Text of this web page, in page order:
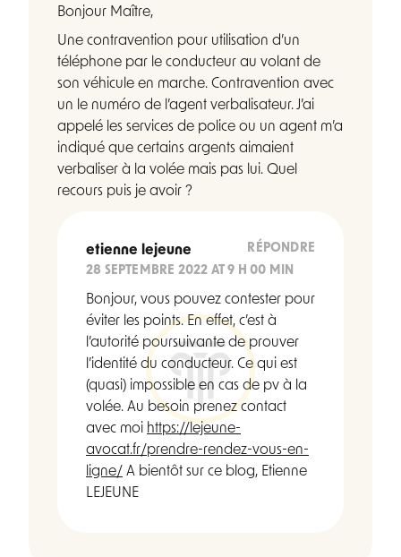
Bonjour Maître,
Une contravention pour utilisation d’un
téléphone par le conducteur au volant de
son véhicule en marche. Contravention avec
un le numéro de l’agent verbalisateur. J’ai
appelé les services de police ou un agent m’a
indiqué que certains argents aimaient
verbaliser à la volée mais pas lui. Quel
recours puis je avoir ?
etienne lejeune
28 SEPTEMBRE 2022 AT 9 H 00 MIN
RÉPONDRE
Bonjour, vous pouvez contester pour
éviter les points. En effet, c’est à
l’autorité poursuivante de prouver
l’identité du conducteur. Ce qui est
(quasi) impossible en cas de pv à la
volée. Au besoin prenez contact
avec moi https://lejeune-
avocat.fr/prendre-rendez-vous-en-
ligne/ A bientôt sur ce blog, Etienne
LEJEUNE